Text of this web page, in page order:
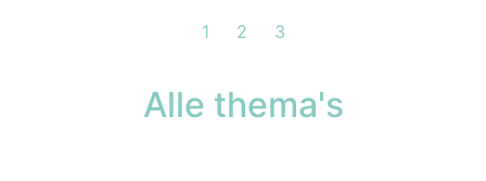
1 2 3
Alle thema's